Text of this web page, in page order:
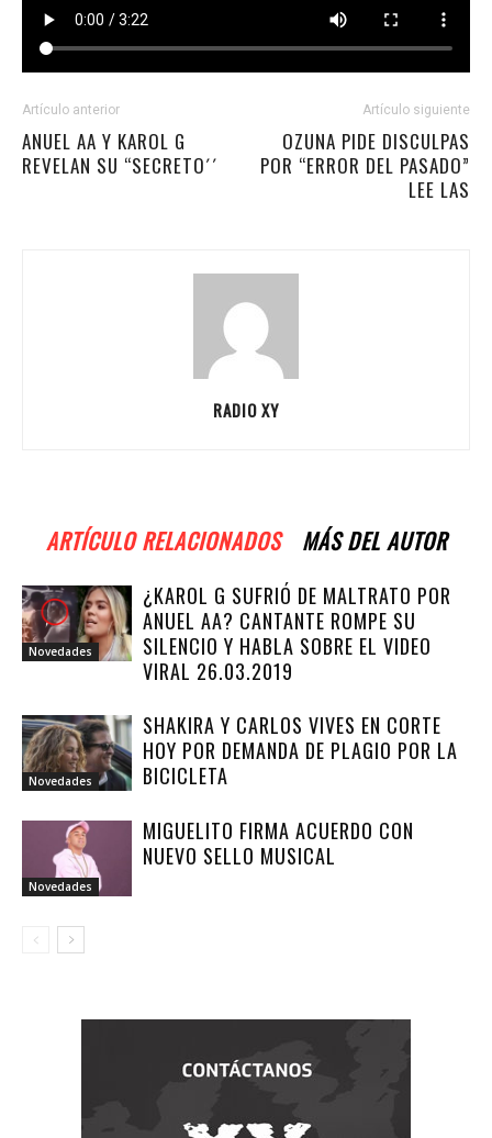
Artículo anterior
ANUEL AA Y KAROL G
REVELAN SU “SECRETO´´
Artículo siguiente
OZUNA PIDE DISCULPAS
POR “ERROR DEL PASADO”
LEE LAS
RADIO XY
ARTÍCULO RELACIONADOS MÁS DEL AUTOR
Novedades
¿KAROL G SUFRIÓ DE MALTRATO POR
ANUEL AA? CANTANTE ROMPE SU
SILENCIO Y HABLA SOBRE EL VIDEO
VIRAL 26.03.2019
Novedades
SHAKIRA Y CARLOS VIVES EN CORTE
HOY POR DEMANDA DE PLAGIO POR LA
BICICLETA
Novedades
MIGUELITO FIRMA ACUERDO CON
NUEVO SELLO MUSICAL